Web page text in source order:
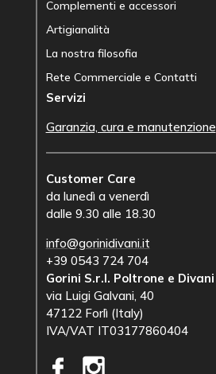
Complementi e accessori
Artigianalità
La nostra filosofia
Rete Commerciale e Contatti
Servizi
Garanzia, cura e manutenzione
Customer Care
da lunedì a venerdì
dalle 9.30 alle 18.30
info@gorinidivani.it
+39 0543 724 704
Gorini S.r.l. Poltrone e Divani
via Luigi Galvani, 40
47122 Forlì (Italy)
IVA/VAT IT03177860404